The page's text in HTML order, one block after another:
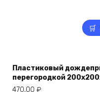
Пластиковый
перегородкой
470,00 ₽